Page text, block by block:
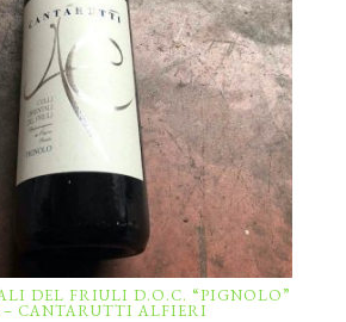
DEL FRIULI D.O.C. “PIGNOLO”
– CANTARUTTI ALFIERI